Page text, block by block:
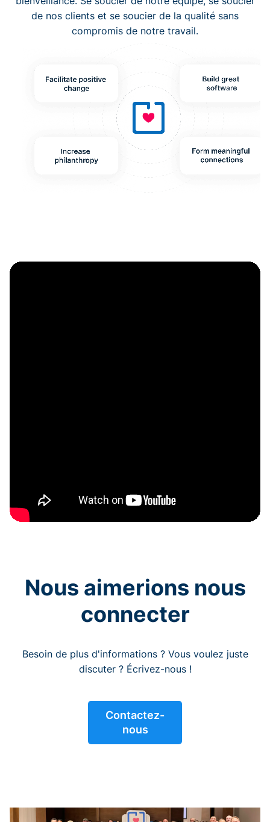
de nos clients et se soucier de la qualité sans
compromis de notre travail.
Nous aimerions nous
connecter
Besoin de plus d'informations ? Vous voulez juste
discuter ? Écrivez-nous !
Contactez-
nous